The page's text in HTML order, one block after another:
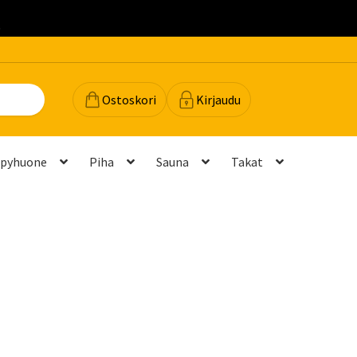
Ostoskori Kirjaudu
Piha Sauna
Takat
ja mittatilausratkaisut